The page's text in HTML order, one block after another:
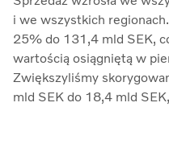
i we wszystkich
25% do 131,4 mld SEK,
wartością osiągniętą w
Zwiększyliśmy
mld SEK do 18,4 mld